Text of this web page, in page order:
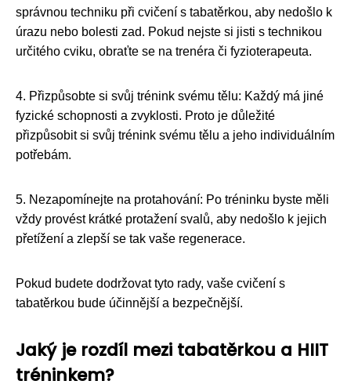
správnou techniku při cvičení s tabatěrkou, aby nedošlo k
úrazu nebo bolesti zad. Pokud nejste si jisti s technikou
určitého cviku, obraťte se na trenéra či fyzioterapeuta.
4. Přizpůsobte si svůj trénink svému tělu: Každý má jiné
fyzické schopnosti a zvyklosti. Proto je důležité
přizpůsobit si svůj trénink svému tělu a jeho individuálním
potřebám.
5. Nezapomínejte na protahování: Po tréninku byste měli
vždy provést krátké protažení svalů, aby nedošlo k jejich
přetížení a zlepší se tak vaše regenerace.
Pokud budete dodržovat tyto rady, vaše cvičení s
tabatěrkou bude účinnější a bezpečnější.
Jaký je rozdíl mezi tabatěrkou a HIIT
tréninkem?